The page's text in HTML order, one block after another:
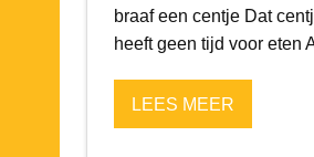
braaf een centje Dat
heeft geen tijd voor eten
LEES MEER